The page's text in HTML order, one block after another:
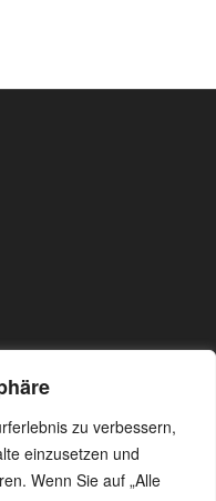
zu verbessern,
einzusetzen und
Wenn Sie auf „Alle